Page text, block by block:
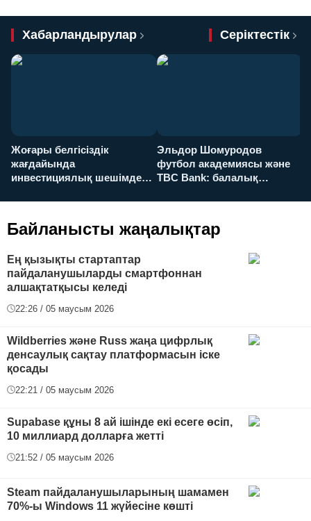
Хабарландырулар Серіктестік
Жоғары белгісіздік
жағдайында
инвестициялық шешімдер
Эльдор Шомуродов
футбол академиясы және
TBC Bank: балалық
Байланысты жаңалықтар
Ең қызықты стартаптар
пайдаланушыларды смартфоннан
алшақтатқысы келеді
22:26 / 05 маусым 2026
Wildberries және Russ жаңа цифрлық
денсаулық сақтау платформасын іске
қосады
22:21 / 05 маусым 2026
Supabase құны 8 ай ішінде екі есеге өсіп,
10 миллиард долларға жетті
21:52 / 05 маусым 2026
Steam пайдаланушыларының шамамен
70%-ы Windows 11 жүйесіне көшті